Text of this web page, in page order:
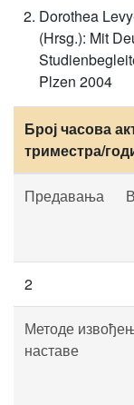
Dorothea
(Hrsg.): Mit
Plzen 2004
Број часова
триместра/
Предавања
2
Методе
наставе